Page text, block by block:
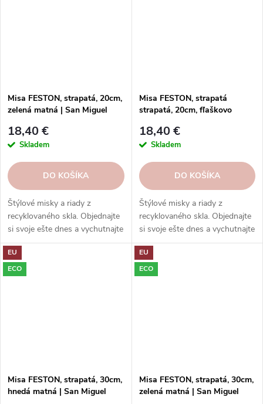
Misa FESTON, strapatá, 20cm,
zelená matná | San Miguel
18,40 €
Skladem
DO KOŠÍKA
Štýlové misky a riady z
recyklovaného skla. Objednajte
si svoje ešte dnes a vychutnajte
si eleganciu s ohľadom na
udržateľnosť.
Misa FESTON, strapatá
strapatá, 20cm, fľaškovo
18,40 €
Skladem
DO KOŠÍKA
Štýlové misky a riady z
recyklovaného skla. Objednajte
si svoje ešte dnes a vychutnajte
si eleganciu s ohľadom na
udržateľnosť.
EU
ECO
Misa FESTON, strapatá, 30cm,
hnedá matná | San Miguel
EU
ECO
Misa FESTON, strapatá, 30cm,
zelená matná | San Miguel